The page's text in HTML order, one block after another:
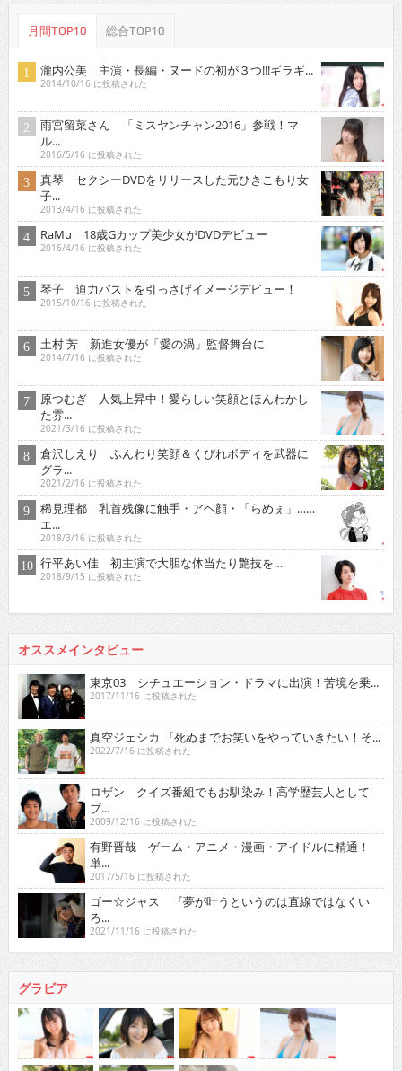
月間TOP10 総合TOP10
瀧内公美 主演・長編・ヌードの初が３つ!!!ギラギ...
2014/10/16 に投稿された
雨宮留菜さん 「ミスヤンチャン2016」参戦！マ
ル...
2016/5/16 に投稿された
真琴 セクシーDVDをリリースした元ひきこもり女
子...
2013/4/16 に投稿された
RaMu 18歳Gカップ美少女がDVDデビュー
2016/4/16 に投稿された
琴子 迫力バストを引っさげイメージデビュー！
2015/10/16 に投稿された
土村 芳 新進女優が「愛の渦」監督舞台に
2014/7/16 に投稿された
原つむぎ 人気上昇中！愛らしい笑顔とほんわかし
た雰...
2021/3/16 に投稿された
倉沢しえり ふんわり笑顔＆くびれボディを武器に
グラ...
2021/2/16 に投稿された
稀見理都 乳首残像に触手・アヘ顔・「らめぇ」……
エ...
2018/3/16 に投稿された
行平あい佳 初主演で大胆な体当たり艶技を…
2018/9/15 に投稿された
オススメインタビュー
東京03 シチュエーション・ドラマに出演！苦境を乗...
2017/11/16 に投稿された
真空ジェシカ 『死ぬまでお笑いをやっていきたい！そ...
2022/7/16 に投稿された
ロザン クイズ番組でもお馴染み！高学歴芸人として
ブ...
2009/12/16 に投稿された
有野晋哉 ゲーム・アニメ・漫画・アイドルに精通！
単...
2017/5/16 に投稿された
ゴー☆ジャス 『夢が叶うというのは直線ではなくい
ろ...
2021/11/16 に投稿された
グラビア